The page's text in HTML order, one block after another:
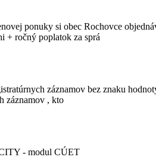
ponuky si obec Rochovce
+ ročný poplatok za sprá
záznamov bez znaku
záznamov , kto
- modul CÚET